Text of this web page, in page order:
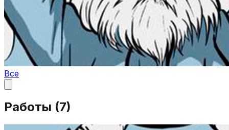
Все
Работы (7)